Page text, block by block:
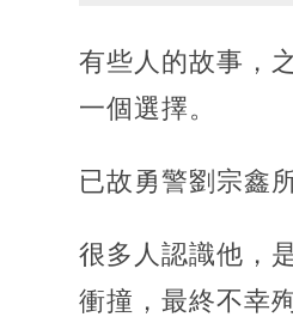
有些人的故事，
一個選擇。
已故勇警劉宗鑫
很多人認識他，
衝撞，最終不幸